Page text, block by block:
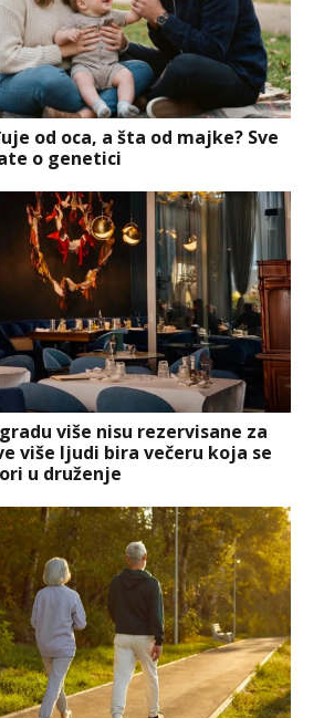
od oca, a šta od majke? Sve
o genetici
više nisu rezervisane za
više ljudi bira večeru koja se
u druženje